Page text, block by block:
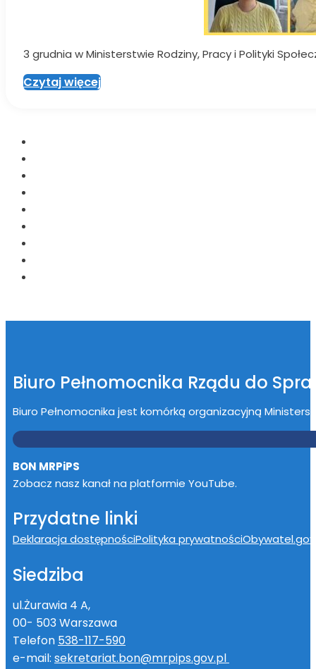
3 grudnia w Ministerstwie Rodziny, Pracy i Polityki
Czytaj więcej
Biuro Pełnomocnika Rządu do
Biuro Pełnomocnika jest komórką organizacyjną
BON MRPiPS
Zobacz nasz kanał na platformie YouTube.
Przydatne linki
Deklaracja dostępnościPolityka prywatności
Siedziba
ul.Żurawia 4 A,
00- 503 Warszawa
Telefon 538-117-590
e-mail: sekretariat.bon@mrpips.gov.pl